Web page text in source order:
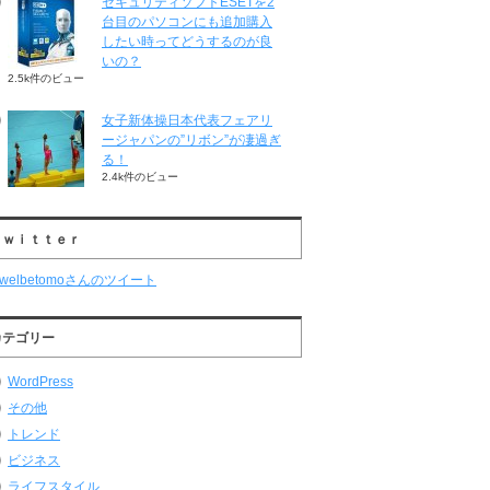
台目のパソコンにも追加購入
したい時ってどうするのが良
いの？
2.5k件のビュー
女子新体操日本代表フェアリ
ージャパンの”リボン”が凄過ぎ
る！
2.4k件のビュー
ｉｔｔｅｒ
さんのツイート
テゴリー
WordPress
その他
トレンド
ビジネス
ライフスタイル